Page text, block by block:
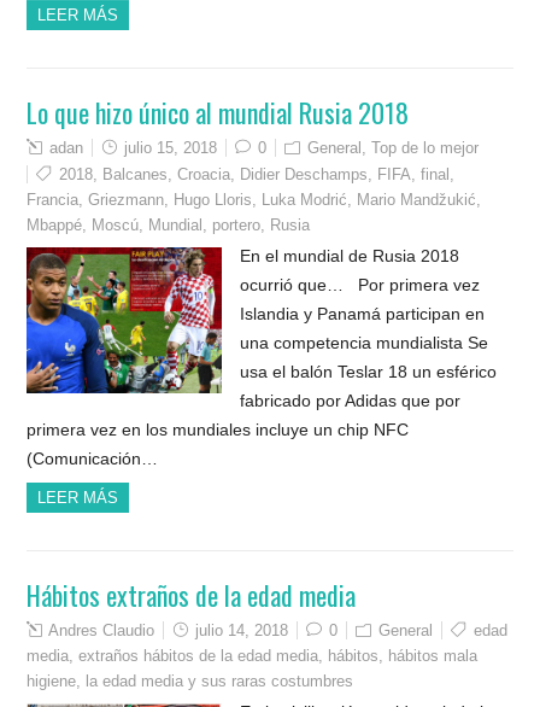
LEER MÁS
Lo que hizo único al mundial Rusia 2018
adan julio 15, 2018 0 General ,Top de lo mejor
2018, Balcanes,Croacia, Didier Deschamps, FIFA,final ,
Francia,Griezmann, Hugo Lloris, Luka Modrić, Mario Mandžukić,
Mbappé, Moscú, Mundial , portero, Rusia
En el mundial de Rusia 2018
ocurrió que… Por primera vez
Islandia y Panamá participan en
una competencia mundialista Se
usa el balón Teslar 18 un esférico
fabricado por Adidas que por
primera vez en los mundiales incluye un chip NFC
(Comunicación…
LEER MÁS
Hábitos extraños de la edad media
Andres Claudio julio 14, 2018 0 General
edad
media,extraños hábitos de la edad media, hábitos, hábitos mala
higiene, la edad media y sus raras costumbres